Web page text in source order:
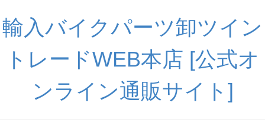
輸入バイクパーツ卸ツイン
トレードWEB本店 [公式オ
ンライン通販サイト]